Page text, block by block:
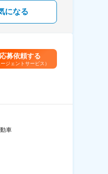
になる
応募依頼する
ージェントサービス）
車